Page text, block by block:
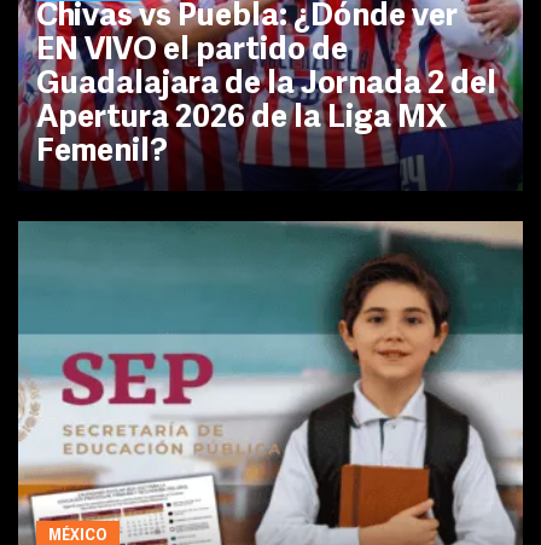
Chivas vs Puebla: ¿Dónde ver
EN VIVO el partido de
Guadalajara de la Jornada 2 del
Apertura 2026 de la Liga MX
Femenil?
MÉXICO